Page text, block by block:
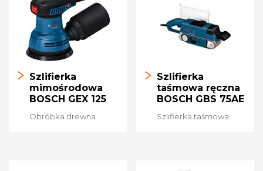
Szlifierka
mimośrodowa
BOSCH GEX 125
Obróbka drewna
Szlifierka
taśmowa ręczna
BOSCH GBS 75AE
Szlifierka taśmowa